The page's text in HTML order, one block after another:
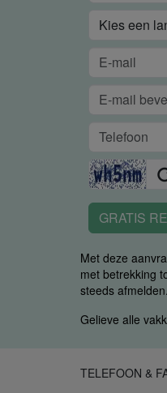
GRATIS
Met deze
met betrekking
steeds afmelden.
Gelieve alle
TELEFOON &